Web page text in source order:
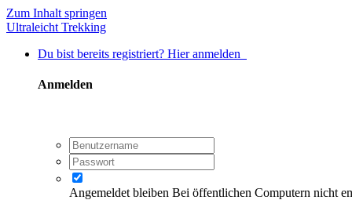
Zum Inhalt springen
Ultraleicht Trekking
Du bist bereits registriert? Hier anmelden
Anmelden
Angemeldet bleiben Bei öffentlichen Computern nicht